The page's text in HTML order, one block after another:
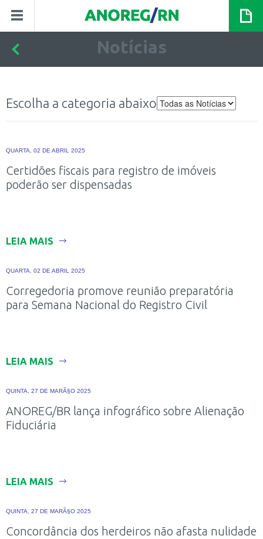
Notícias
Escolha a categoria abaixo
QUARTA, 02 DE ABRIL 2025
Certidões fiscais para registro de imóveis
poderão ser dispensadas
LEIA MAIS
QUARTA, 02 DE ABRIL 2025
Corregedoria promove reunião preparatória
para Semana Nacional do Registro Civil
LEIA MAIS
QUINTA, 27 DE MARÃ§O 2025
ANOREG/BR lança infográfico sobre Alienação
Fiduciária
LEIA MAIS
QUINTA, 27 DE MARÃ§O 2025
Concordância dos herdeiros não afasta nulidade